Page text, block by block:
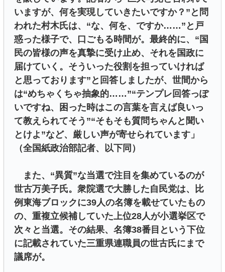
いますが、何を実現していきたいですか？”と問
われた村木氏は、“な、何を、ですか……”と戸
惑った様子で、口ごもる時間が。最終的に、“国
民の皆様の声を真摯に受け止め、それを国政に
届けていく。そういった役割を担っていければ
と思っております”と回答しましたが、世間から
は“めちゃくちゃ抽象的……”“テンプレ回答っぽ
いですね、困った時はこの言葉を言えば良いっ
て教えられてそう”“そもそも質問ちゃんと聞い
とけよ”など、厳しい声が寄せられています」
（全国紙政治部記者、以下同）
また、“異質”な当選で注目を集めているのが
世古万美子氏。衆院選で大勝した自民党は、比
例東海ブロックに39人の名簿を載せていたもの
の、重複立候補していた上位28人が小選挙区で
次々と当選。その結果、名簿38番目という下位
に記載されていた三重県連職員の世古氏にまで
議席が。